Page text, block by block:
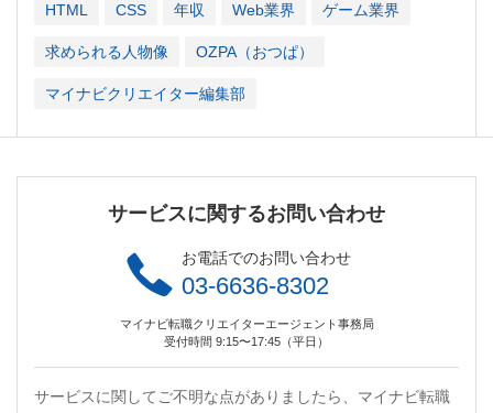
HTML CSS 年収 Web業界 ゲーム業界
求められる人物像 OZPA（おつぱ）
マイナビクリエイター編集部
サービスに関するお問い合わせ
お電話でのお問い合わせ
03-6636-8302
マイナビ転職クリエイターエージェント事務局
受付時間 9:15〜17:45（平日）
サービスに関してご不明な点がありましたら、マイナビ転職